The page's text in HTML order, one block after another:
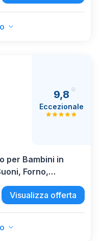
9,8
Eccezionale
per Bambini in
Forno,
del Ghiaccio,
d'Acqua e
Visualizza offerta